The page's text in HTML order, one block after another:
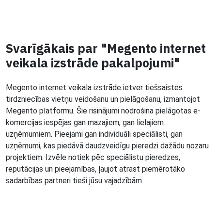
Svarīgākais par "Megento internet
veikala izstrāde pakalpojumi"
Megento internet veikala izstrāde ietver tiešsaistes
tirdzniecības vietņu veidošanu un pielāgošanu, izmantojot
Megento platformu. Šie risinājumi nodrošina pielāgotas e-
komercijas iespējas gan mazajiem, gan lielajiem
uzņēmumiem. Pieejami gan individuāli speciālisti, gan
uzņēmumi, kas piedāvā daudzveidīgu pieredzi dažādu nozaru
projektiem. Izvēle notiek pēc speciālistu pieredzes,
reputācijas un pieejamības, ļaujot atrast piemērotāko
sadarbības partneri tieši jūsu vajadzībām.